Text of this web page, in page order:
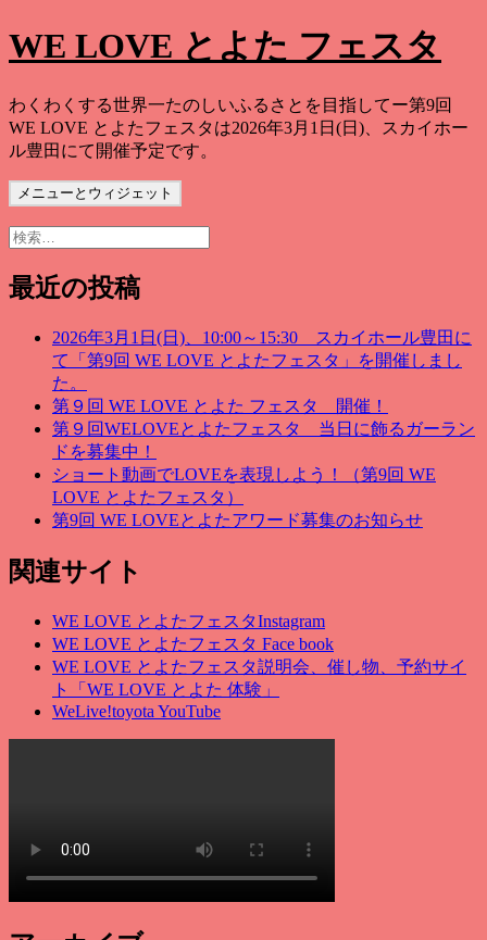
コ
ン
ン
ツ
へ
キ
プ
WE LOVE とよた フェスタ
わくわくする世界一たのしいふるさとを目指してー第9回
WE LOVE とよたフェスタは2026年3月1日(日)、スカイホー
ル豊田にて開催予定です。
メニューとウィジェット
検
最近の投稿
2026年3月1日(日)、10:00～15:30 スカイホール豊田に
て「第9回 WE LOVE とよたフェスタ」を開催しまし
た。
第９回 WE LOVE とよた フェスタ 開催！
第９回WELOVEとよたフェスタ 当日に飾るガーラン
ドを募集中！
ショート動画でLOVEを表現しよう！（第9回 WE
LOVE とよたフェスタ）
第9回 WE LOVEとよたアワード募集のお知らせ
関連サイト
WE LOVE とよたフェスタInstagram
WE LOVE とよたフェスタ Face book
WE LOVE とよたフェスタ説明会、催し物、予約サイ
ト「WE LOVE とよた 体験」
WeLive!toyota YouTube